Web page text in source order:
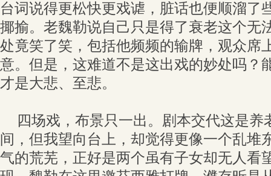
台词说得更松快更戏谑，脏话也便顺溜了
揶揄。老魏勒说自己只是得了衰老这个无
处竟笑了笑，包括他频频的输牌，观众席
意。但是，这难道不是这出戏的妙处吗？
才是大悲、至悲。
四场戏，布景只一出。剧本交代这是养
间，但我望向台上，却觉得更像一个乱堆
气的荒芜，正好是两个虽有子女却无人看